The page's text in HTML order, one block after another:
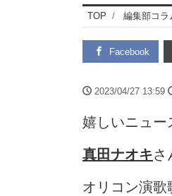
TOP 編集部コラ
Facebook
2023/04/27 13:59
嬉しいニュー
真田ナオキさ
オリコン演歌